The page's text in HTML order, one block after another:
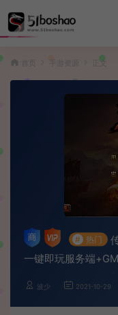
手游资源 正文
# 热门
一键即玩服务端
波少 2021-10-29